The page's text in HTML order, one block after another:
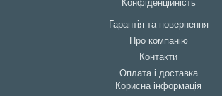
Конфіденційність
Гарантія та повернення
Про компанію
Контакти
Оплата і доставка
Корисна інформація